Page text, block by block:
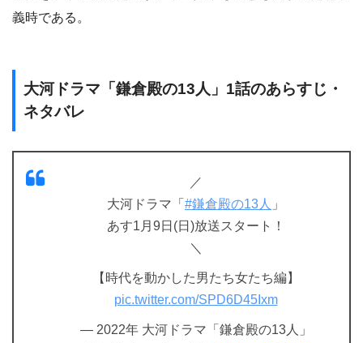
義時である。
大河ドラマ「鎌倉殿の13人」1話のあらすじ・
ネタバレ
／
大河ドラマ「 #鎌倉殿の13人 」
あす1月9日(日)放送スタート！
＼
【時代を動かした男たち女たち編】
pic.twitter.com/SPD6D45Ixm
— 2022年 大河ドラマ「鎌倉殿の13人」